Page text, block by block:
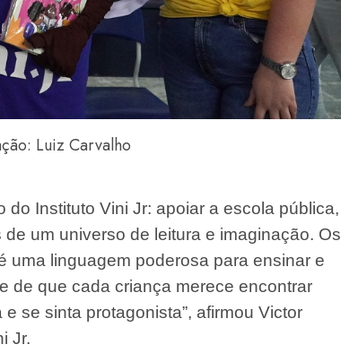
Luiz Carvalho
do Instituto Vini Jr: apoiar a escola pública,
um universo de leitura e imaginação. Os
uma linguagem poderosa para ensinar e
de que cada criança merece encontrar
se sinta protagonista”, afirmou Victor
Jr.